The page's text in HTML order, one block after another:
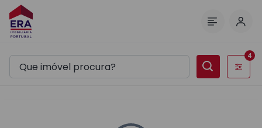
Filtros
4